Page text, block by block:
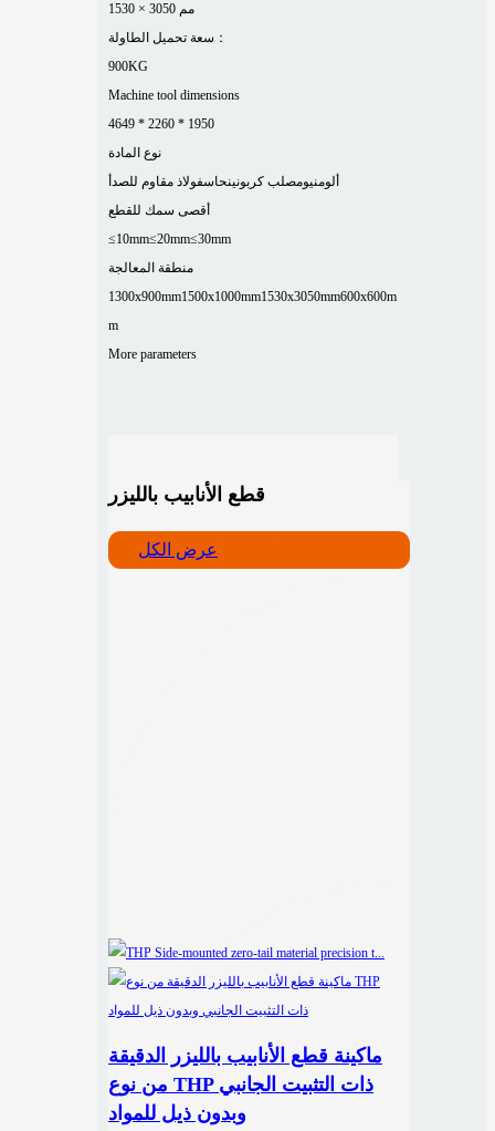
1530 × 3050 مم
سعة تحميل الطاولة：
900KG
Machine tool dimensions
4649 * 2260 * 1950
نوع المادة
ألومنيومصلب كربونينحاسفولاذ مقاوم للصدأ
أقصى سمك للقطع
≤10mm≤20mm≤30mm
منطقة المعالجة
1300x900mm1500x1000mm1530x3050mm600x600m
m
More parameters
قطع الأنابيب بالليزر
عرض الكل
ماكينة قطع الأنابيب بالليزر الدقيقة
من نوع THP ذات التثبيت الجانبي
وبدون ذيل للمواد